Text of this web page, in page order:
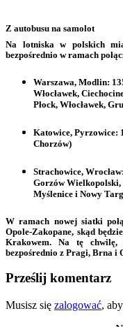
Z autobusu na samolot
Na lotniska w polskich
bezpośrednio w ramach
Warszawa, Modlin:
Włocławek,
Płock, Włocławek,
Katowice, Pyrzowice:
Chorzów)
Strachowice, Wrocław
Gorzów
Myślenice i Nowy
W ramach nowej siatki
Opole-Zakopane, skąd
Krakowem. Na tę
bezpośrednio z Pragi, Brna i
Prześlij komentarz
Musisz się zalogować,